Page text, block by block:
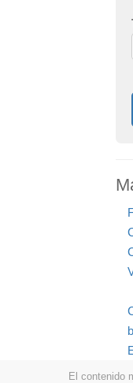
El contenido